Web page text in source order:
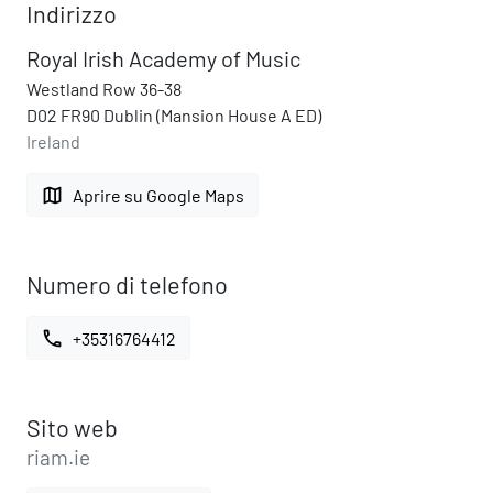
Indirizzo
Royal Irish Academy of Music
Westland Row 36-38
D02 FR90 Dublin (Mansion House A ED)
Ireland
map Aprire su Google Maps
Numero di telefono
call +35316764412
Sito web
riam.ie